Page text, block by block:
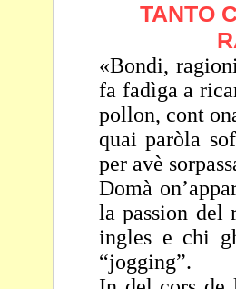
TANTO
«Bondi,
fa fadìga a
pollon, cont
quai paròla
per avè
Domà
la passion del
ingles e chi
“jogging”.